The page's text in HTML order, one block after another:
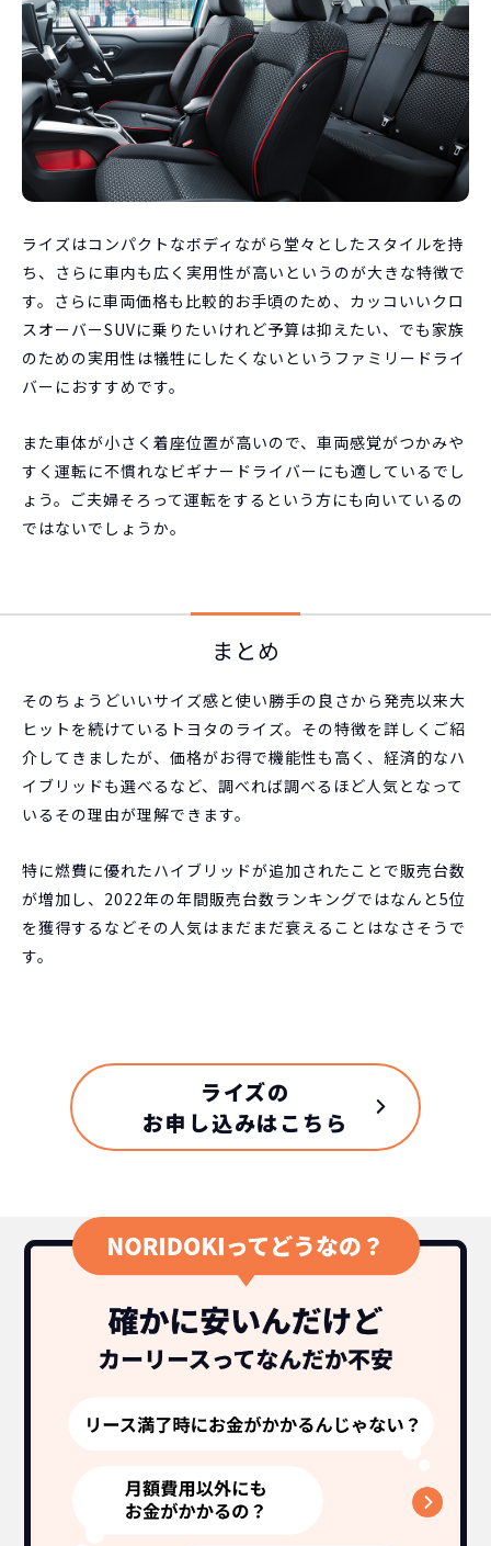
ライズはコンパクトなボディながら堂々としたスタイルを持
ち、さらに車内も広く実用性が高いというのが大きな特徴で
す。さらに車両価格も比較的お手頃のため、カッコいいクロ
スオーバーSUVに乗りたいけれど予算は抑えたい、でも家族
のための実用性は犠牲にしたくないというファミリードライ
バーにおすすめです。
また車体が小さく着座位置が高いので、車両感覚がつかみや
すく運転に不慣れなビギナードライバーにも適しているでし
ょう。ご夫婦そろって運転をするという方にも向いているの
ではないでしょうか。
まとめ
そのちょうどいいサイズ感と使い勝手の良さから発売以来大
ヒットを続けているトヨタのライズ。その特徴を詳しくご紹
介してきましたが、価格がお得で機能性も高く、経済的なハ
イブリッドも選べるなど、調べれば調べるほど人気となって
いるその理由が理解できます。
特に燃費に優れたハイブリッドが追加されたことで販売台数
が増加し、2022年の年間販売台数ランキングではなんと5位
を獲得するなどその人気はまだまだ衰えることはなさそうで
す。
ライズの
お申し込みはこちら